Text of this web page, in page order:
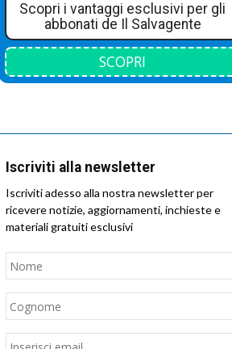
Scopri i vantaggi esclusivi per gli
abbonati de Il Salvagente
SCOPRI
Iscriviti alla newsletter
Iscriviti adesso alla nostra newsletter per
ricevere notizie, aggiornamenti, inchieste e
materiali gratuiti esclusivi
Nome
Email